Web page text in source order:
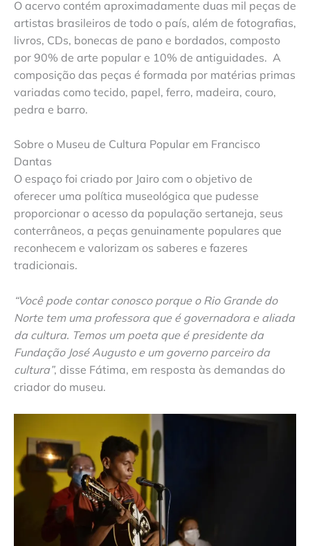
O acervo contém aproximadamente duas mil peças de
artistas brasileiros de todo o país, além de fotografias,
livros, CDs, bonecas de pano e bordados, composto
por 90% de arte popular e 10% de antiguidades. A
composição das peças é formada por matérias primas
variadas como tecido, papel, ferro, madeira, couro,
pedra e barro.
Sobre o Museu de Cultura Popular em Francisco
Dantas
O espaço foi criado por Jairo com o objetivo de
oferecer uma política museológica que pudesse
proporcionar o acesso da população sertaneja, seus
conterrâneos, a peças genuinamente populares que
reconhecem e valorizam os saberes e fazeres
tradicionais.
“Você pode contar conosco porque o Rio Grande do
Norte tem uma professora que é governadora e aliada
da cultura. Temos um poeta que é presidente da
Fundação José Augusto e um governo parceiro da
cultura”, disse Fátima, em resposta às demandas do
criador do museu.